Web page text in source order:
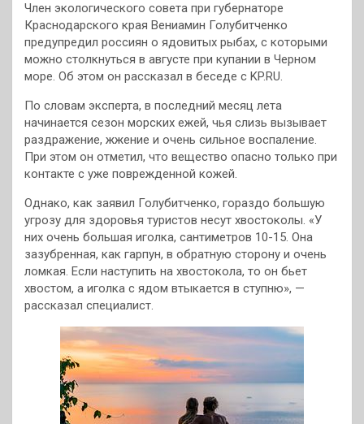
Член экологического совета при губернаторе
Краснодарского края Вениамин Голубитченко
предупредил россиян о ядовитых рыбах, с которыми
можно столкнуться в августе при купании в Черном
море. Об этом он рассказал в беседе с KP.RU.
По словам эксперта, в последний месяц лета
начинается сезон морских ежей, чья слизь вызывает
раздражение, жжение и очень сильное воспаление.
При этом он отметил, что вещество опасно только при
контакте с уже поврежденной кожей.
Однако, как заявил Голубитченко, гораздо большую
угрозу для здоровья туристов несут хвостоколы. «У
них очень большая иголка, сантиметров 10-15. Она
зазубренная, как гарпун, в обратную сторону и очень
ломкая. Если наступить на хвостокола, то он бьет
хвостом, а иголка с ядом втыкается в ступню», —
рассказал специалист.